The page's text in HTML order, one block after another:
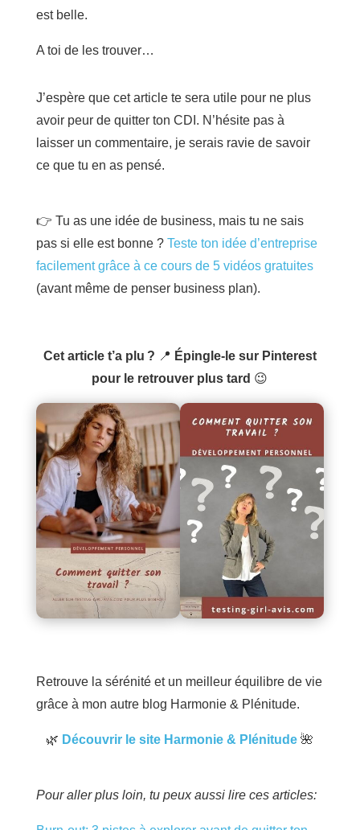
est belle.
A toi de les trouver…
J’espère que cet article te sera utile pour ne plus
avoir peur de quitter ton CDI. N’hésite pas à
laisser un commentaire, je serais ravie de savoir
ce que tu en as pensé.
👉 Tu as une idée de business, mais tu ne sais
pas si elle est bonne ? Teste ton idée d’entreprise
facilement grâce à ce cours de 5 vidéos gratuites
(avant même de penser business plan).
Cet article t’a plu ? 📍 Épingle-le sur Pinterest
pour le retrouver plus tard 😉
Retrouve la sérénité et un meilleur équilibre de vie
grâce à mon autre blog Harmonie & Plénitude.
🌿 Découvrir le site Harmonie & Plénitude 🌺
Pour aller plus loin, tu peux aussi lire ces articles: